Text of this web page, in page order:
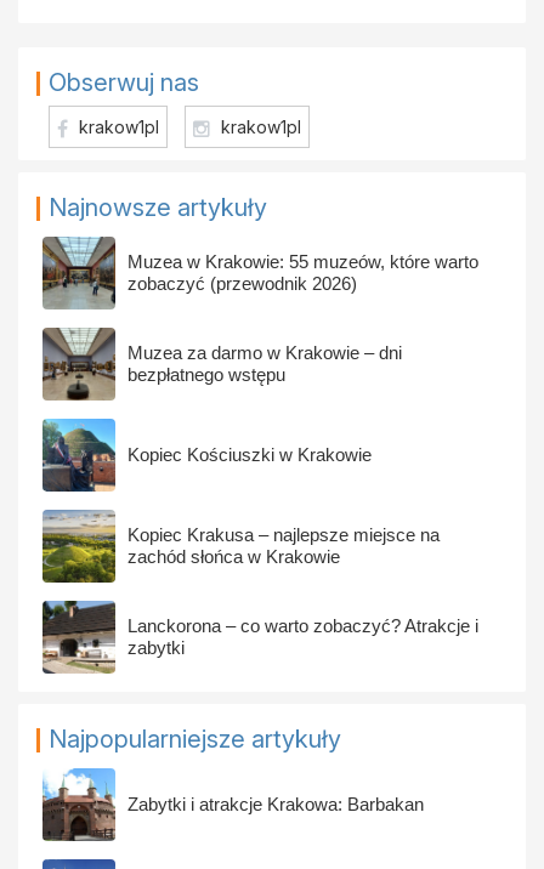
Obserwuj nas
krakow1pl krakow1pl
Najnowsze artykuły
Muzea w Krakowie: 55 muzeów, które warto
zobaczyć (przewodnik 2026)
Muzea za darmo w Krakowie – dni
bezpłatnego wstępu
Kopiec Kościuszki w Krakowie
Kopiec Krakusa – najlepsze miejsce na
zachód słońca w Krakowie
Lanckorona – co warto zobaczyć? Atrakcje i
zabytki
Najpopularniejsze artykuły
Zabytki i atrakcje Krakowa: Barbakan